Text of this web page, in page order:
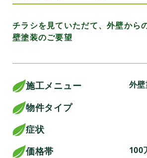
チラシを見ていただて、外壁から
壁塗装のご要望
施工メニュー 外
物件タイプ
症状
価格帯
100